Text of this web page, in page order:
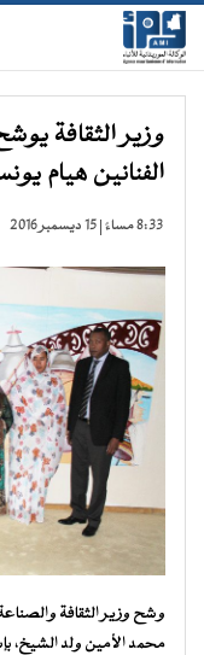
وزير الثقافة
الفنانين هيام
8:33 مساءً | 15 ديسمبر 2016
وشح وزير الثقافة
محمد الأمين ولد الشيخ،